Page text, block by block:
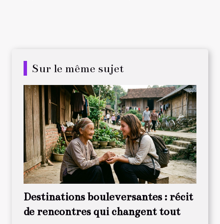
Sur le même sujet
Destinations bouleversantes : récit
de rencontres qui changent tout